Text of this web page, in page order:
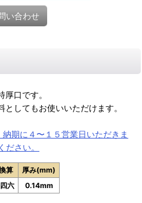
い合わせ
口です。
してもお使いいただけます。
期に４〜１５営業日いただきま
さい。
算
厚み(mm)
六 0.14mm